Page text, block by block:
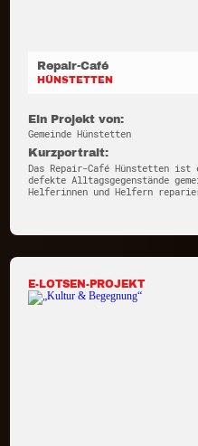
Repair-Café
HÜNSTETTEN
Ein Projekt von:
Gemeinde Hünstetten
Kurzportrait:
Das Repair-Café Hünstetten
defekte Alltagsgegenstände
Helferinnen und Helfern
E-LOTSEN-PROJEKT